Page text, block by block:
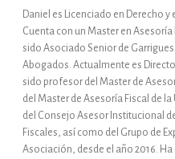
Daniel es Licenciado en Derecho y
Cuenta con un Master en
sido Asociado Senior de Garrigues
Abogados. Actualmente es
sido profesor del Master de
del Master de Asesoría Fiscal de
del Consejo Asesor Institucional
Fiscales, así como del Grupo de
Asociación, desde el año 2016.